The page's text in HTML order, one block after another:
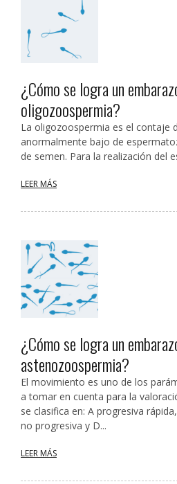
¿Cómo se logra un
oligozoospermia?
La oligozoospermia es el contaje
anormalmente bajo de
de semen. Para la realización del
LEER MÁS
¿Cómo se logra un
astenozoospermia?
El movimiento es uno de los
a tomar en cuenta para la
se clasifica en: A progresiva
no progresiva y D...
LEER MÁS